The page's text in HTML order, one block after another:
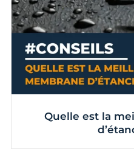
Quelle est la